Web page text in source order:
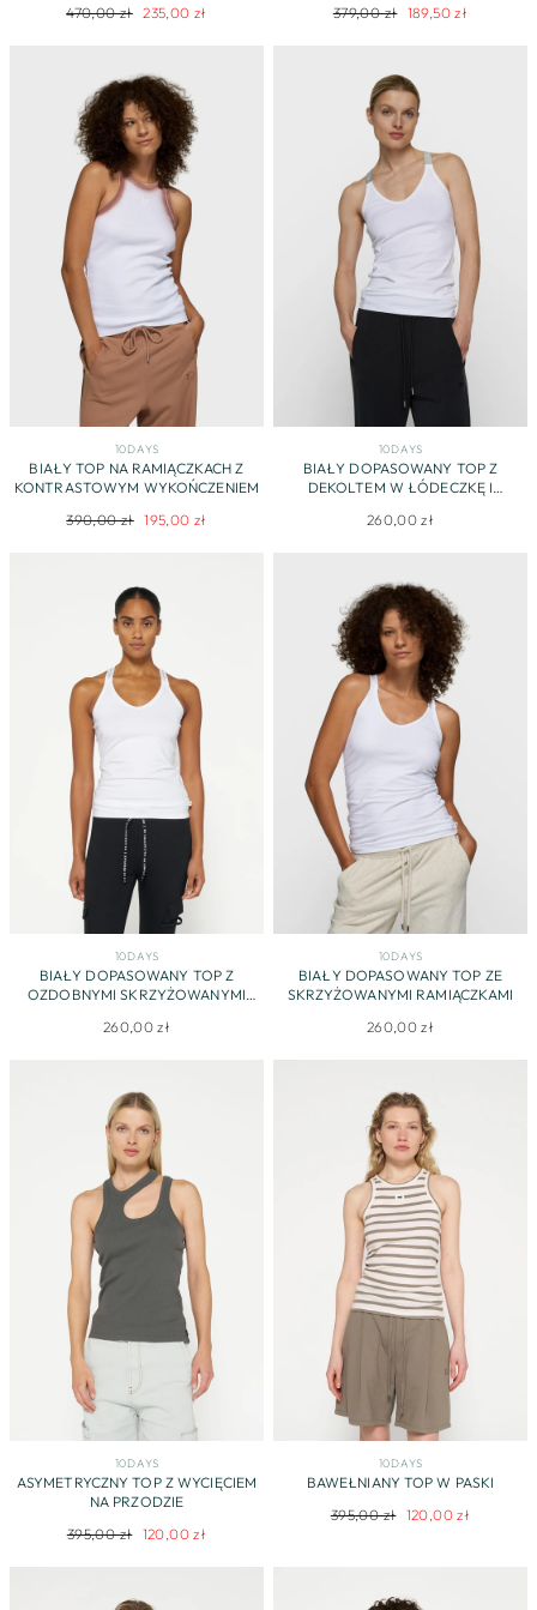
Regularna
470,00 zł Cena
235,00 zł
Regularna
379,00 zł Cena
189,50 zł
10DAYS
BIAŁY TOP NA RAMIĄCZKACH Z
KONTRASTOWYM WYKOŃCZENIEM
Regularna
390,00 zł Cena
195,00 zł
10DAYS
BIAŁY DOPASOWANY TOP Z
DEKOLTEM W ŁÓDECZKĘ I
260,00 zł
10DAYS
BIAŁY DOPASOWANY TOP Z
OZDOBNYMI SKRZYŻOWANYMI
CYRKONIAMI
260,00 zł
10DAYS
BIAŁY DOPASOWANY TOP ZE
SKRZYŻOWANYMI RAMIĄCZKAMI
260,00 zł
10DAYS
ASYMETRYCZNY TOP Z WYCIĘCIEM
NA PRZODZIE
Regularna
395,00 zł Cena
120,00 zł
10DAYS
BAWEŁNIANY TOP W PASKI
Regularna
395,00 zł Cena
120,00 zł